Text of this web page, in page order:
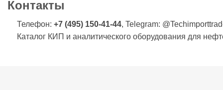
Контакты
Телефон:+7 (495) 150-41-44, Telegram:
Каталог КИП и аналитического оборудования для